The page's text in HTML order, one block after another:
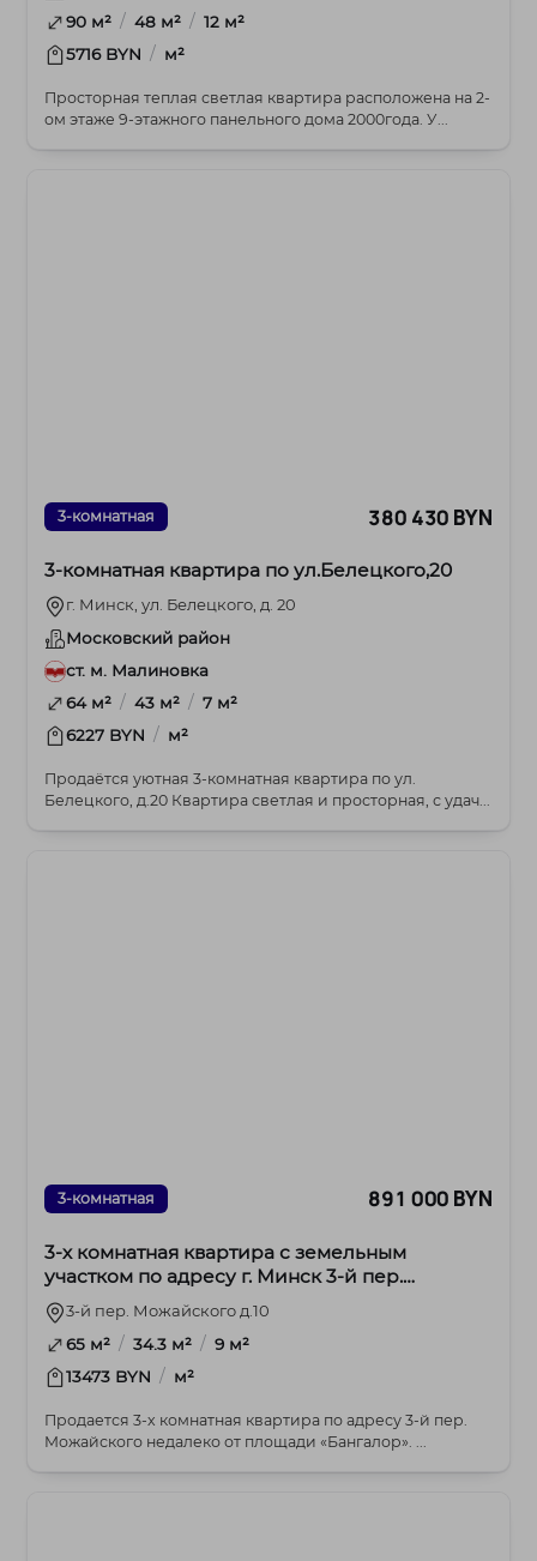
90 м² / 48 м² / 12 м²
5716 BYN / м²
Просторная теплая светлая квартира расположена на 2-
ом этаже 9-этажного панельного дома 2000года. У...
3-комнатная 380 430 BYN
3-комнатная квартира по ул.Белецкого,20
г. Минск, ул. Белецкого, д. 20
Московский район
ст. м. Малиновка
64 м² / 43 м² / 7 м²
6227 BYN / м²
Продаётся уютная 3-комнатная квартира по ул.
Белецкого, д.20 Квартира светлая и просторная, с удач...
3-комнатная 891 000 BYN
3-х комнатная квартира с земельным
участком по адресу г. Минск 3-й пер.
Можайского
3-й пер. Можайского д.10
65 м² / 34.3 м² / 9 м²
13473 BYN / м²
Продается 3-х комнатная квартира по адресу 3-й пер.
Можайского недалеко от площади «Бангалор». ...